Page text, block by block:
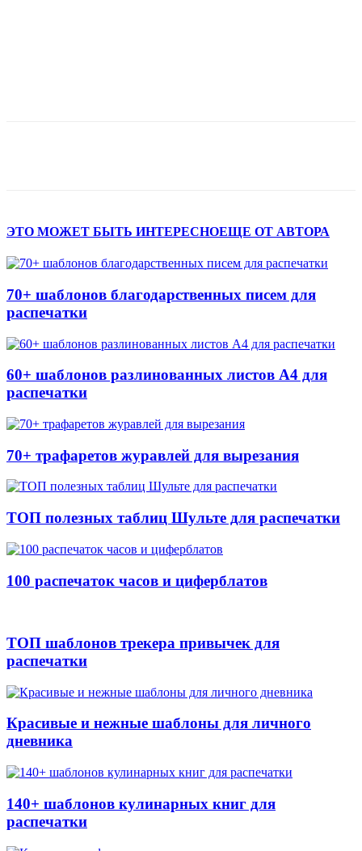
ЭТО МОЖЕТ БЫТЬ ИНТЕРЕСНОЕЩЕ ОТ АВТОРА
70+ шаблонов благодарственных писем для
распечатки
60+ шаблонов разлинованных листов А4 для
распечатки
70+ трафаретов журавлей для вырезания
ТОП полезных таблиц Шульте для распечатки
100 распечаток часов и циферблатов
ТОП шаблонов трекера привычек для
распечатки
Красивые и нежные шаблоны для личного
дневника
140+ шаблонов кулинарных книг для
распечатки